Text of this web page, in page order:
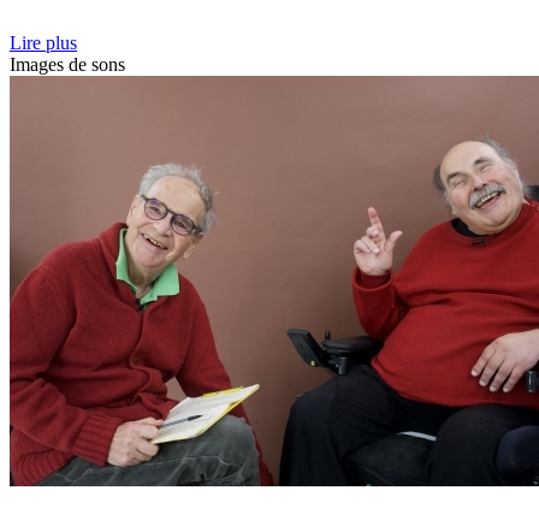
Lire plus
Images de sons